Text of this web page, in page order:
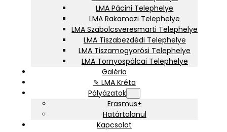
LMA Pácini Telephelye
LMA Rakamazi Telephelye
LMA Szabolcsveresmarti Telephelye
LMA Tiszabezdédi Telephelye
LMA Tiszamogyorósi Telephelye
LMA Tornyospálcai Telephelye
Galéria
✎ LMA Kréta
Pályázatok
Erasmus+
Határtalanul
Kapcsolat